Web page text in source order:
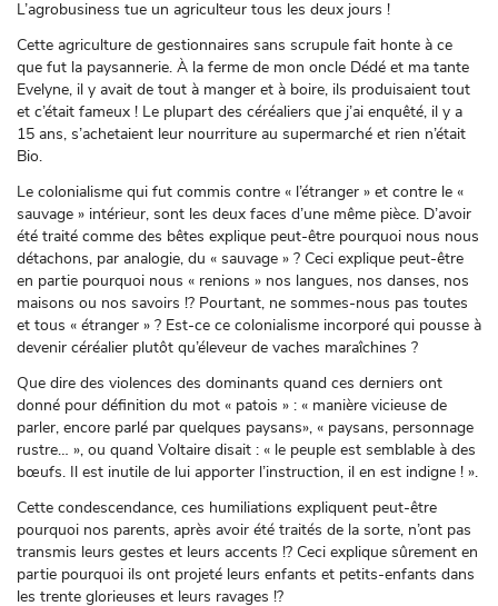
L’agrobusiness tue un agriculteur tous les deux jours !
Cette agriculture de gestionnaires sans scrupule fait honte à ce
que fut la paysannerie. À la ferme de mon oncle Dédé et ma tante
Evelyne, il y avait de tout à manger et à boire, ils produisaient tout
et c’était fameux ! Le plupart des céréaliers que j’ai enquêté, il y a
15 ans, s’achetaient leur nourriture au supermarché et rien n’était
Bio.
Le colonialisme qui fut commis contre « l’étranger » et contre le «
sauvage » intérieur, sont les deux faces d’une même pièce. D’avoir
été traité comme des bêtes explique peut-être pourquoi nous nous
détachons, par analogie, du « sauvage » ? Ceci explique peut-être
en partie pourquoi nous « renions » nos langues, nos danses, nos
maisons ou nos savoirs !? Pourtant, ne sommes-nous pas toutes
et tous « étranger » ? Est-ce ce colonialisme incorporé qui pousse à
devenir céréalier plutôt qu’éleveur de vaches maraîchines ?
Que dire des violences des dominants quand ces derniers ont
donné pour définition du mot « patois » : « manière vicieuse de
parler, encore parlé par quelques paysans», « paysans, personnage
rustre… », ou quand Voltaire disait : « le peuple est semblable à des
bœufs. Il est inutile de lui apporter l’instruction, il en est indigne ! ».
Cette condescendance, ces humiliations expliquent peut-être
pourquoi nos parents, après avoir été traités de la sorte, n’ont pas
transmis leurs gestes et leurs accents !? Ceci explique sûrement en
partie pourquoi ils ont projeté leurs enfants et petits-enfants dans
les trente glorieuses et leurs ravages !?